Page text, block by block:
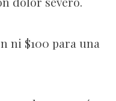
ni $100 para una